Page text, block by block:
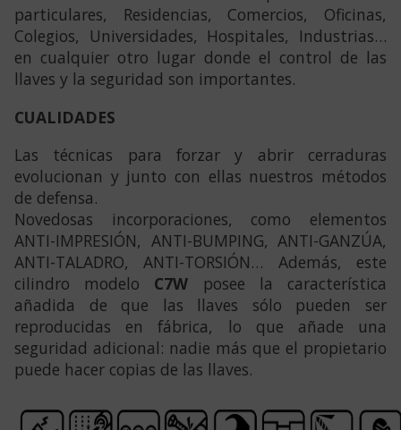
particulares, Residencias, Comercios, Oficinas,
Colegios, Universidades, Hospitales, Industrias…
en cualquier otro lugar donde el control de las
llaves y la seguridad son importantes.
CUALIDADES
Las técnicas para forzar y abrir cerraduras
evolucionan y junto con ellas nuestros métodos
de defensa.
Novedosas incorporaciones, como elementos
ANTI-IMPRESIÓN, ANTI-BUMPING, ANTI-GANZÚA,
ANTI-TALADRO, ANTI-TORSIÓN… Además, este
cilindro modelo C7W posee la característica
añadida de que las llaves sólo pueden ser
reproducidas en fábrica, lo que añade una
seguridad adicional: nadie más que el propietario
puede hacer copias de las llaves.